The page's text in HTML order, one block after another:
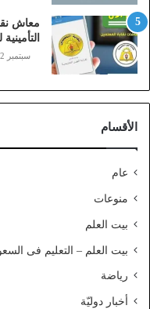
ز
ي
ن
)
ا
ل
ف
ا
ا
ط
معاش
سبتمبر 12, 2021
الأقسام
عام
منوعات
بيت العلم
بيت العلم – التعليم فى
رياضة
أخبار دوليّة